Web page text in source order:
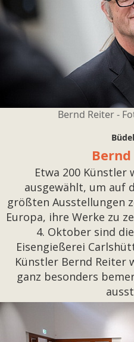
Bernd Reiter -
Etwa 200 Künstler
ausgewählt, um auf
größten Ausstellungen
Europa, ihre Werke zu
4. Oktober sind
Eisengießerei
Künstler Bernd Reiter
ganz besonders